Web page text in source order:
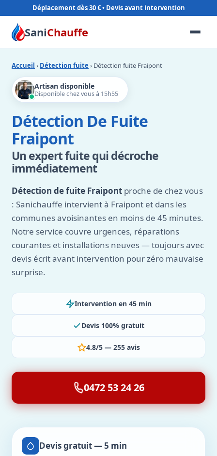
Déplacement dès 30 €
SaniChauffe
Accueil › Détection fuite › Détection fuite Fraipont
Artisan disponible
Disponible chez vous à 15h55
Détection De Fuite
Fraipont
Un expert fuite qui décroche
immédiatement
Détection de fuite Fraipont proche de chez vous
: Sanichauffe intervient à Fraipont et dans les
communes avoisinantes en moins de 45 minutes.
Notre service couvre urgences, réparations
courantes et installations neuves — toujours avec
devis écrit avant intervention pour zéro mauvaise
surprise.
Intervention en 45 min
Devis 100% gratuit
4.8/5 — 255 avis
0472 53 24 26
Devis gratuit — 5 min